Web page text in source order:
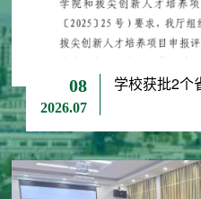
08
2026.07
学校获批2个